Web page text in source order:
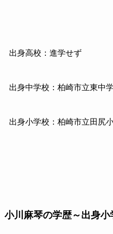
出身高校：進学せず
出身中学校：柏崎市立東中
出身小学校：柏崎市立田尻
小川麻琴の学歴～出身小